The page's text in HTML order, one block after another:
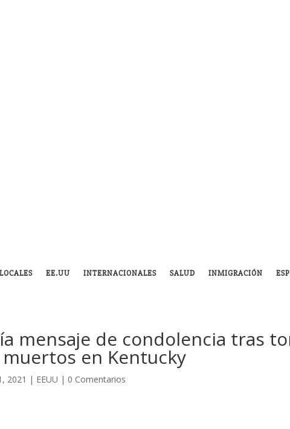
LOCALES EE.UU INTERNACIONALES SALUD INMIGRACIÓN
mensaje de condolencia tras
en Kentucky
2021 | EEUU | 0 Comentarios